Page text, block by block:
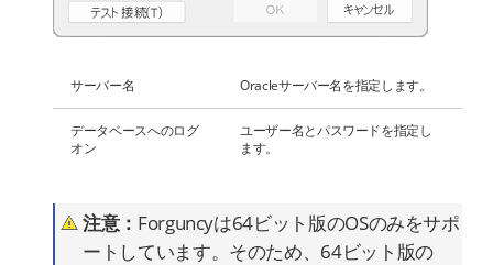
サーバー名 Oracleサーバー名を指定します。
データベースへのログ
オン
ユーザー名とパスワードを指定し
ます。
注意： Forguncyは64ビット版のOSのみをサポ
ートしています。そのため、64ビット版の